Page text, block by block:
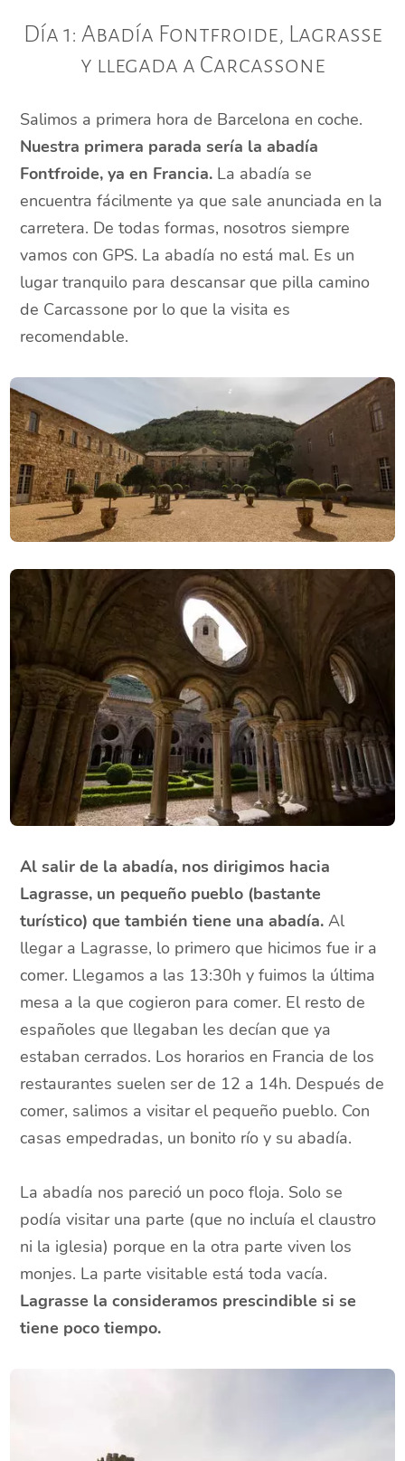
Día 1: Abadía Fontfroide, Lagrasse
y llegada a Carcassone
Salimos a primera hora de Barcelona en coche.
Nuestra primera parada sería la abadía
Fontfroide, ya en Francia. La abadía se
encuentra fácilmente ya que sale anunciada en la
carretera. De todas formas, nosotros siempre
vamos con GPS. La abadía no está mal. Es un
lugar tranquilo para descansar que pilla camino
de Carcassone por lo que la visita es
recomendable.
Al salir de la abadía, nos dirigimos hacia
Lagrasse, un pequeño pueblo (bastante
turístico) que también tiene una abadía. Al
llegar a Lagrasse, lo primero que hicimos fue ir a
comer. Llegamos a las 13:30h y fuimos la última
mesa a la que cogieron para comer. El resto de
españoles que llegaban les decían que ya
estaban cerrados. Los horarios en Francia de los
restaurantes suelen ser de 12 a 14h. Después de
comer, salimos a visitar el pequeño pueblo. Con
casas empedradas, un bonito río y su abadía.
La abadía nos pareció un poco floja. Solo se
podía visitar una parte (que no incluía el claustro
ni la iglesia) porque en la otra parte viven los
monjes. La parte visitable está toda vacía.
Lagrasse la consideramos prescindible si se
tiene poco tiempo.